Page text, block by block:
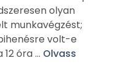
olyan
munkavégzést;
volt-e
óra … Olvass